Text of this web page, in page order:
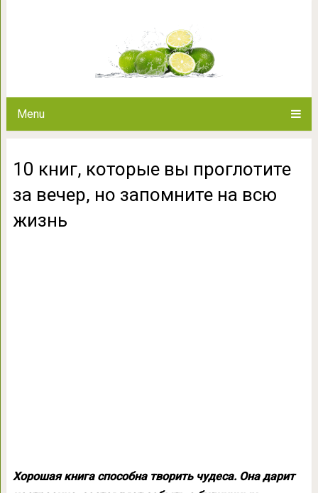
Menu
10 книг, которые вы проглотите
за вечер, но запомните на всю
жизнь
Хорошая книга способна творить чудеса. Она дарит